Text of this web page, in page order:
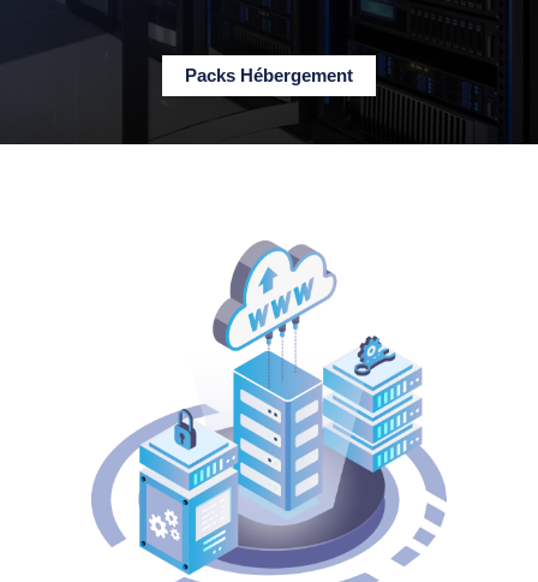
Packs Hébergement